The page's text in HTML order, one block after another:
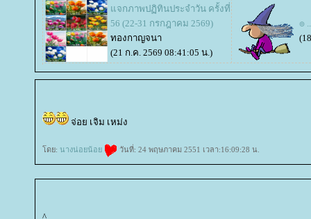
จกภาพปฏิทินประจำวัน ครั้งที่
56 (22-31 กรกฎาคม 2569)
ทองกาญจนา
(21 ก.ค. 2569 08:41:05 น.)
๏
จ่อย เจิม เหม่ง
ดย: นางน่อยน้อ วันที่: 24 พฤษภาคม 2551 เวลา:16:09:28 น.
^